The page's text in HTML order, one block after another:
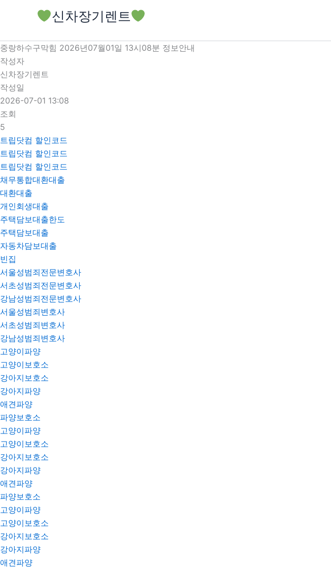
로
건
너
뛰
기
신차장기렌트
중랑하수구막힘 2026년07월01일 13시08분 정보안내
작성자
신차장기렌트
작성일
2026-07-01 13:08
조회
5
트립닷컴 할인코드
트립닷컴 할인코드
트립닷컴 할인코드
채무통합대환대출
대환대출
개인회생대출
주택담보대출한도
주택담보대출
자동차담보대출
빈집
서울성범죄전문변호사
서초성범죄전문변호사
강남성범죄전문변호사
서울성범죄변호사
서초성범죄변호사
강남성범죄변호사
고양이파양
고양이보호소
강아지보호소
강아지파양
애견파양
파양보호소
고양이파양
고양이보호소
강아지보호소
강아지파양
애견파양
파양보호소
고양이파양
고양이보호소
강아지보호소
강아지파양
애견파양